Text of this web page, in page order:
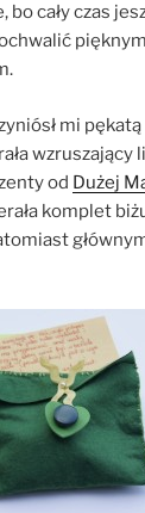
bo cały czas
mi
wzruszający
od Dużej
komplet